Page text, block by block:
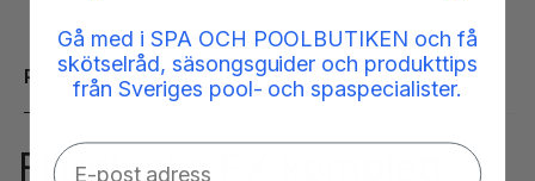
Produktbeskrivning
Filterlucka FX komplett
Gå med i SPA OCH POOLBUTIKEN och få
skötselråd, säsongsguider och produkttips
från Sveriges pool- och spaspecialister.